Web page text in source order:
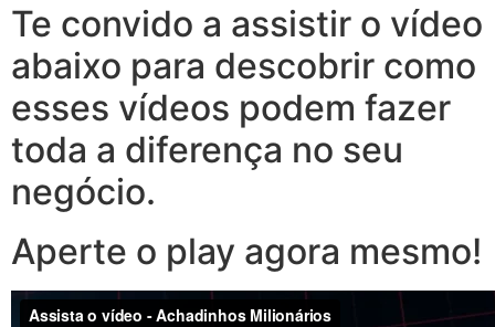
Te convido a assistir o vídeo
abaixo para descobrir como
esses vídeos podem fazer
toda a diferença no seu
negócio.
Aperte o play agora mesmo!